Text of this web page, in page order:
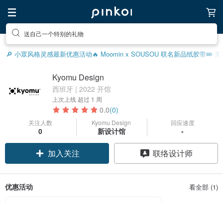
送自己一个特别的礼物
🔎 小眾风格灵感最新优惠活动🔥 Moomin x SOUSOU 联名新品纸胶带🎟️ 关
Kyomu Design
西班牙 | 2022 开馆
上次上线 超过 1 周
0.0(0)
关注人数
0
Kyomu Design
新设计馆
回应速度
-
加入关注 联络设计师
优惠活动 看全部 (1)